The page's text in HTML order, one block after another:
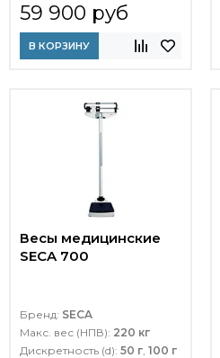
59 900 руб
В КОРЗИНУ
Весы медицинские
SECA 700
Бренд: SECA
Макс. вес (НПВ): 220 кг
Дискретность (d): 50 г, 100 г